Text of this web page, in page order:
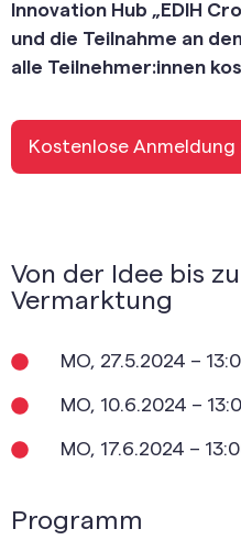
Innovation Hub „EDIH
und die Teilnahme an
alle Teilnehmer:innen
Kostenlose Anmeldung
Von der Idee bis
Vermarktung
MO, 27.5.2024 –
MO, 10.6.2024 –
MO, 17.6.2024 –
Programm